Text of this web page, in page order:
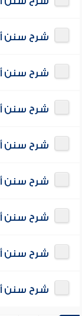
شرح سنن
شرح سنن
شرح سنن
شرح سنن
شرح سنن
شرح سنن
شرح سنن
شرح سنن